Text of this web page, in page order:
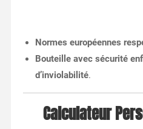
Normes européennes
Bouteille avec sécurité
d’inviolabilité.
Calculateur